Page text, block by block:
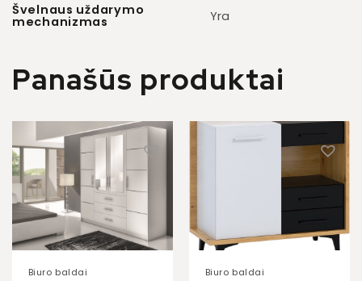
Švelnaus uždarymo
mechanizmas Yra
Panašūs produktai
Biuro baldai Biuro baldai